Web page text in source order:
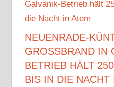
NEUENRADE-
GROSSBRAND IN
ETRIEB HÄLT 250
IS IN DIE NACHT